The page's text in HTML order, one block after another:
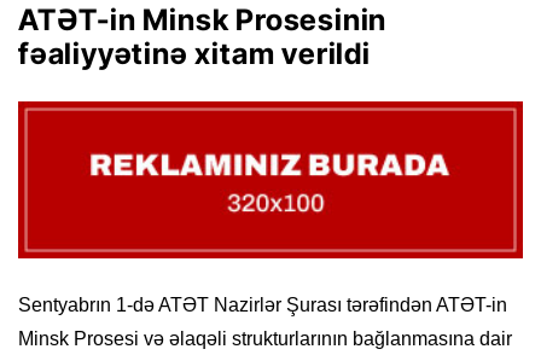
ATƏT-in Minsk Prosesinin
fəaliyyətinə xitam verildi
Sentyabrın 1-də ATƏT Nazirlər Şurası tərəfindən ATƏT-in
Minsk Prosesi və əlaqəli strukturlarının bağlanmasına dair